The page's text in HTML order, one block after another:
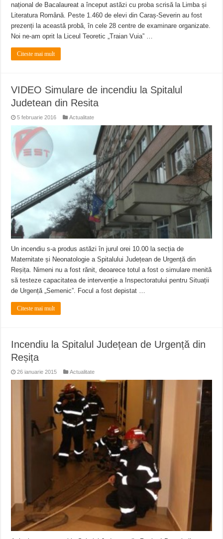
național de Bacalaureat a început astăzi cu proba scrisă la Limba și
Literatura Română. Peste 1.460 de elevi din Caraș-Severin au fost
prezenți la această probă, în cele 28 centre de examinare organizate.
Noi ne-am oprit la Liceul Teoretic „Traian Vuia” …
Citeste mai mult
VIDEO Simulare de incendiu la Spitalul
Judetean din Resita
5 februarie 2016 Actualitate
Un incendiu s-­a produs astăzi în jurul orei 10.00 la secția de
Maternitate și Neo­natologie a Spitalului Județean de Urgență din
Reșița. Nimeni nu a fost rănit, deoarece totul a fost o simulare menită
să testeze capacitatea de intervenție a Inspectoratului pentru Situații
de Urgență „Semenic”. Focul a fost depistat …
Citeste mai mult
Incendiu la Spitalul Județean de Urgență din
Reșița
26 ianuarie 2015 Actualitate